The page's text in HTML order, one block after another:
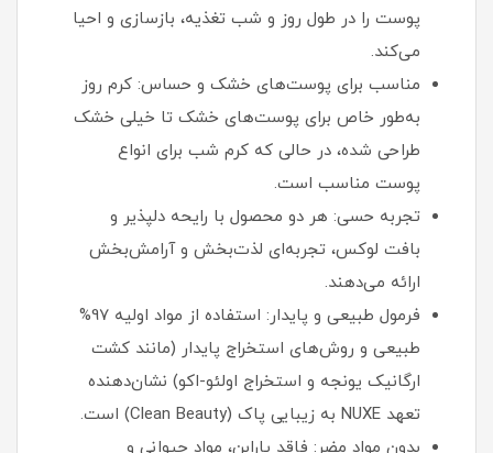
پوست را در طول روز و شب تغذیه، بازسازی و احیا
می‌کند.
مناسب برای پوست‌های خشک و حساس: کرم روز
به‌طور خاص برای پوست‌های خشک تا خیلی خشک
طراحی شده، در حالی که کرم شب برای انواع
پوست مناسب است.
تجربه حسی: هر دو محصول با رایحه دلپذیر و
بافت لوکس، تجربه‌ای لذت‌بخش و آرامش‌بخش
ارائه می‌دهند.
فرمول طبیعی و پایدار: استفاده از مواد اولیه 97%
طبیعی و روش‌های استخراج پایدار (مانند کشت
ارگانیک یونجه و استخراج اولئو-اکو) نشان‌دهنده
تعهد NUXE به زیبایی پاک (Clean Beauty) است.